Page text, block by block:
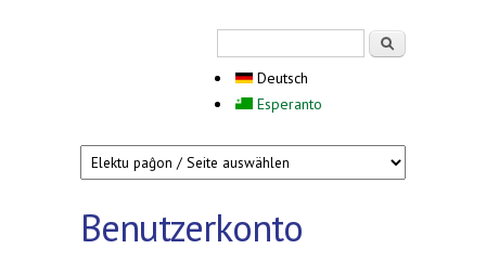
Deutsch
Esperanto
Benutzerkonto